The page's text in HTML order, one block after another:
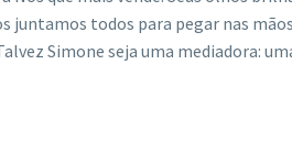
juntamos todos para pegar nas
Simone seja uma mediadora: